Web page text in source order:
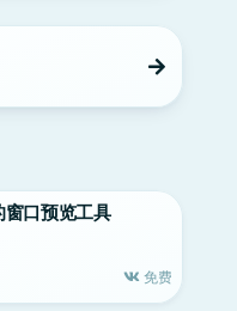
口预览工具
免费